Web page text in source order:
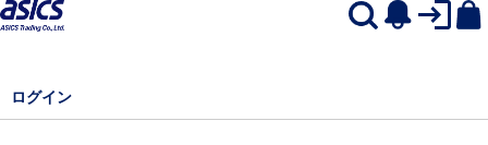
ログイン